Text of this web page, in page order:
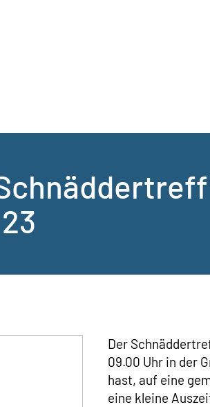
Der
09.00 Uhr in der
hast, auf eine
eine kleine